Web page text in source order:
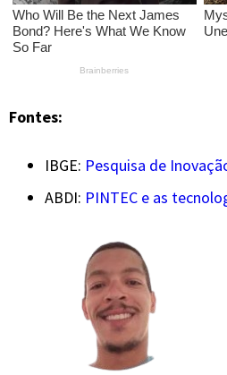
Fontes:
IBGE: Pesquisa de
ABDI: PINTEC e as